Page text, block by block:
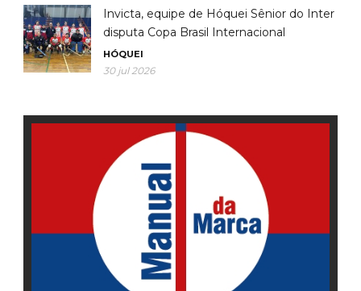
Invicta, equipe de Hóquei Sênior do Inter
disputa Copa Brasil Internacional
HÓQUEI
30 jul 2026